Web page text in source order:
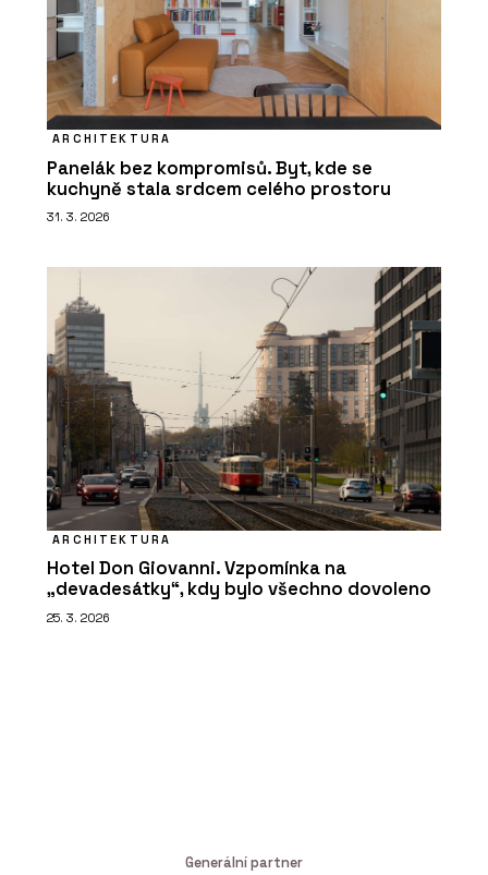
ARCHITEKTURA
Panelák bez kompromisů. Byt, kde se
kuchyně stala srdcem celého prostoru
31. 3. 2026
ARCHITEKTURA
Hotel Don Giovanni. Vzpomínka na
„devadesátky“, kdy bylo všechno dovoleno
25. 3. 2026
Generální partner